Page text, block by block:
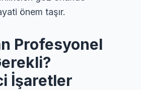
önem taşır.
Profesyonel
İşaretler